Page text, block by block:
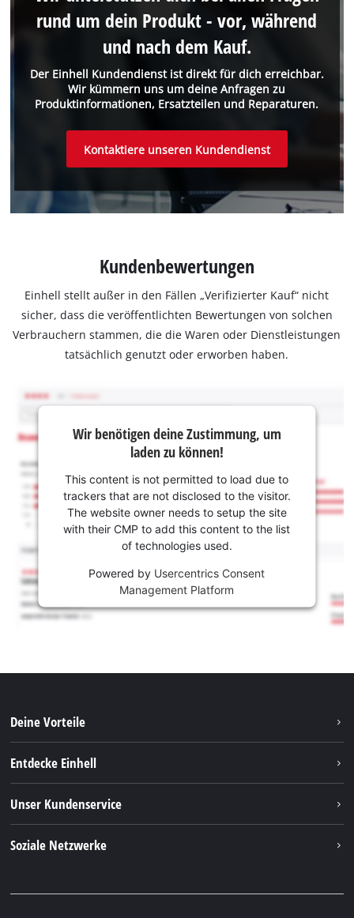
Der Einhell Kundendienst ist direkt für dich erreichbar.
Wir kümmern uns um deine Anfragen zu
Produktinformationen, Ersatzteilen und Reparaturen.
rund um dein Produkt - vor, während
und nach dem Kauf.
Kontaktiere unseren Kundendienst
Kundenbewertungen
Einhell stellt außer in den Fällen „Verifizierter Kauf“ nicht
sicher, dass die veröffentlichten Bewertungen von solchen
Verbrauchern stammen, die die Waren oder Dienstleistungen
tatsächlich genutzt oder erworben haben.
Wir benötigen deine Zustimmung, um
laden zu können!
This content is not permitted to load due to
trackers that are not disclosed to the visitor.
The website owner needs to setup the site
with their CMP to add this content to the list
of technologies used.
Powered by Usercentrics Consent
Management Platform
Deine Vorteile
Entdecke Einhell
Nachhaltigkeit
Unser Kundenservice
Soziale Netzwerke